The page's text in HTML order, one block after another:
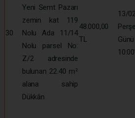
30
Yeni Semt Pazarı
zemin kat 119
Nolu Ada 11/14
Nolu parsel No:
Z/2 adresinde
bulunan 22.40 m²
alana sahip
Dükkân
48.000,00
TL
13/